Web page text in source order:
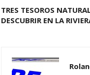
TRES TESOROS
DESCUBRIR EN LA